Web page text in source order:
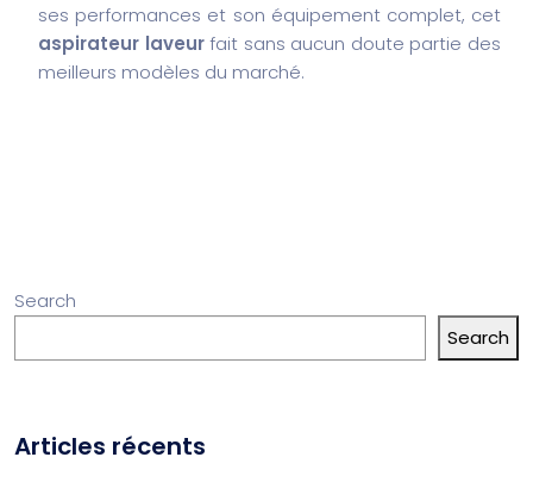
ses performances et son équipement complet, cet
aspirateur laveurfait sans aucun doute partie des
meilleurs modèles du marché.
Search
Search
Articles récents